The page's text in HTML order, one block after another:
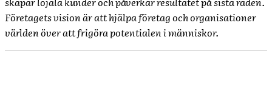
Företagets vision är att hjälpa företag och organisationer
världen över att frigöra potentialen i människor.